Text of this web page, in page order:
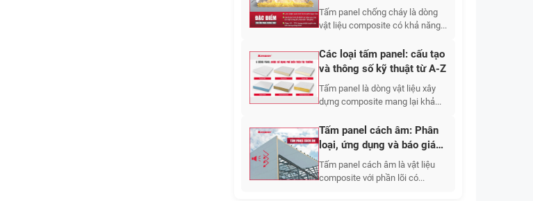
giá 2026
Tấm panel chống cháy là dòng
vật liệu composite có khả năng...
Các loại tấm panel: cấu tạo
và thông số kỹ thuật từ A-Z
Tấm panel là dòng vật liệu xây
dựng composite mang lại khả...
Tấm panel cách âm: Phân
loại, ứng dụng và báo giá
2026
Tấm panel cách âm là vật liệu
composite với phần lõi có...